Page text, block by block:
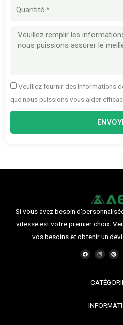
mobile
Message
Veuillez fournir des informations
que nous puissions vous aider
Si vous avez besoin
vitesse est votre premier choix.
vos besoins et obtenir un
F
a
c
I
n
s
r
a
P
i
n
e
s